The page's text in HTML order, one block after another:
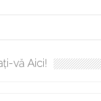
Moise
vă Aici!